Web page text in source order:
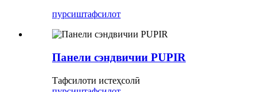
пурсиштафсилот
Панели сэндвичии PUPIR
Тафсилоти истеҳсолӣ